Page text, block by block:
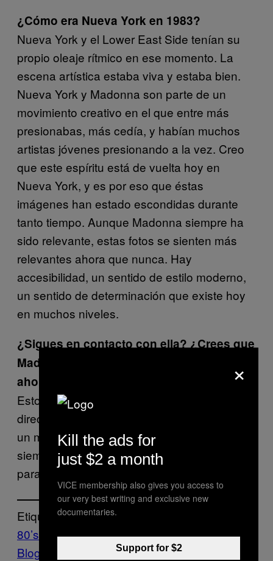
¿Cómo era Nueva York en 1983?
Nueva York y el Lower East Side tenían su
propio oleaje rítmico en ese momento. La
escena artística estaba viva y estaba bien.
Nueva York y Madonna son parte de un
movimiento creativo en el que entre más
presionabas, más cedía, y habían muchos
artistas jóvenes presionando a la vez. Creo
que este espíritu está de vuelta hoy en
Nueva York, y es por eso que éstas
imágenes han estado escondidas durante
tanto tiempo. Aunque Madonna siempre ha
sido relevante, estas fotos se sienten más
relevantes ahora que nunca. Hay
accesibilidad, un sentido de estilo moderno,
un sentido de determinación que existe hoy
en muchos niveles.
¿Sigues en contacto con ella? ¿Crees que
Madonna sigue siendo un modelo a seguir
ahora?
Estoy en contacto con su gente, no
directamente con Madonna. Siempre va a ser
un modelo a seguir, y su presencia audaz
siempre va a ser una fuente de inspiración
para el mundo.
Etiquetado:
80’s
Fotos Madonna trenzas Vice
Blog
×
Kill the ads for
just $2 a month
VICE membership also gives you access to
our very best writing and exclusive new
documentaries.
Support for $2